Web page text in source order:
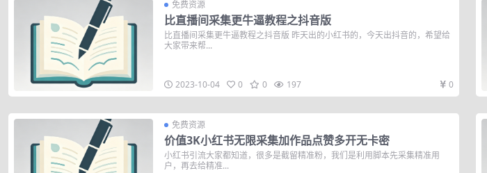
免费资源
比直播间采集更牛逼教程之抖音版
比直播间采集更牛逼教程之抖音版 昨天出的小红书的，今天出抖音的，希望给
大家带来帮...
2023-10-04 0 0 197 0
免费资源
价值3K小红书无限采集加作品点赞多开无卡密
小红书引流大家都知道，很多是截留精准粉，我们是利用脚本先采集精准用
户，再去给精准...